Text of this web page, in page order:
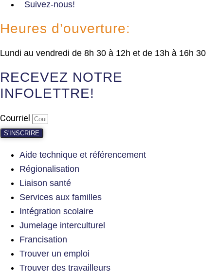
Suivez-nous!
Heures d’ouverture:
Lundi au vendredi de 8h 30 à 12h et de 13h à 16h 30
RECEVEZ NOTRE
INFOLETTRE!
Courriel
S'INSCRIRE
Aide technique et référencement
Régionalisation
Liaison santé
Services aux familles
Intégration scolaire
Jumelage interculturel
Francisation
Trouver un emploi
Trouver des travailleurs